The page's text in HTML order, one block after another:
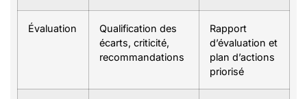
Évaluation
Qualification des
écarts, criticité,
recommandations
Rapport
d’évaluation et
plan d’actions
priorisé